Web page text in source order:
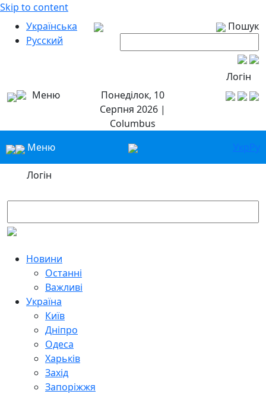
Skip to content
Українська
Русский
Пошук
Логін
Меню
Понеділок, 10
Серпня 2026 |
Columbus
Меню
УкрРу
Логін
Новини
Останні
Важливі
Україна
Київ
Дніпро
Одеса
Харьків
Захід
Запоріжжя